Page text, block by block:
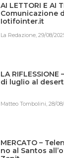
AI LETTORI E AI
Comunicazione
Iotifointer.it
La Redazione,29/08/
LA
di luglio al
Matteo Tombolini,28/
MERCATO –
no al Santos